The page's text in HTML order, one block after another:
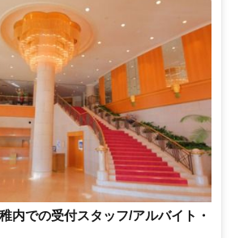
内での受付スタッフ/アルバイト・